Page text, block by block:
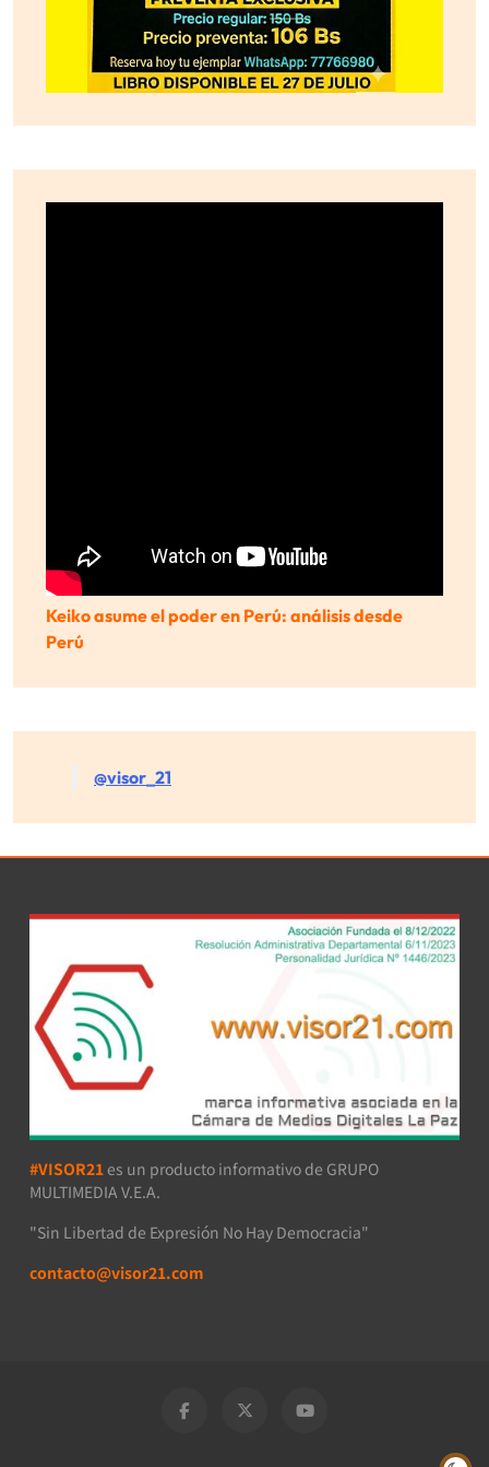
Keiko asume el poder en Perú: análisis desde
Perú
@visor_21
#VISOR21 es un producto informativo de GRUPO
MULTIMEDIA V.E.A.
"Sin Libertad de Expresión No Hay Democracia"
contacto@visor21.com